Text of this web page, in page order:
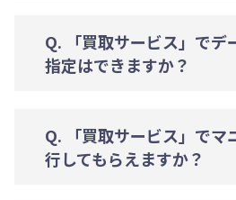
Q. 「買取サービス」でデ
指定はできますか？
Q. 「買取サービス」でマ
行してもらえますか？